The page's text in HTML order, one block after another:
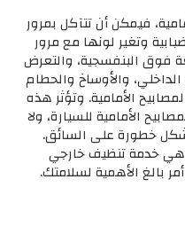
فيمكن أن تتآكل بمرور
وتغير لونها مع مرور
فوق البنفسجية، والتعرض
الداخلي، والأوساخ والحطام
الأمامية. وتؤثر هذه
الأمامية للسيارة، ولا
خطورة على السائق.
هي خدمة تنظيف خارجي
بالغ الأهمية لسلامتك.